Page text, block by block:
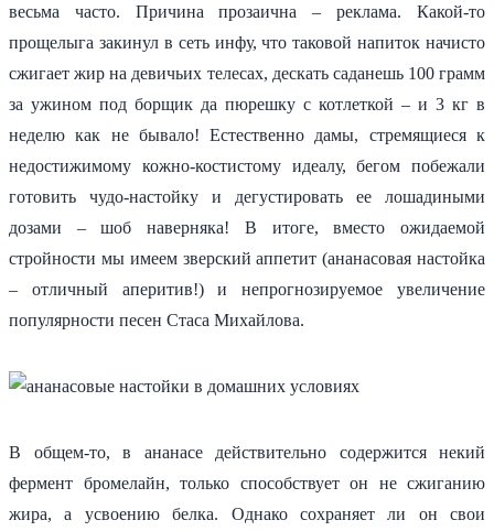
весьма часто. Причина прозаична – реклама. Какой-то
прощелыга закинул в сеть инфу, что таковой напиток начисто
сжигает жир на девичьих телесах, дескать саданешь 100 грамм
за ужином под борщик да пюрешку с котлеткой – и 3 кг в
неделю как не бывало! Естественно дамы, стремящиеся к
недостижимому кожно-костистому идеалу, бегом побежали
готовить чудо-настойку и дегустировать ее лошадиными
дозами – шоб наверняка! В итоге, вместо ожидаемой
стройности мы имеем зверский аппетит (ананасовая настойка
– отличный аперитив!) и непрогнозируемое увеличение
популярности песен Стаса Михайлова.
В общем-то, в ананасе действительно содержится некий
фермент бромелайн, только способствует он не сжиганию
жира, а усвоению белка. Однако сохраняет ли он свои